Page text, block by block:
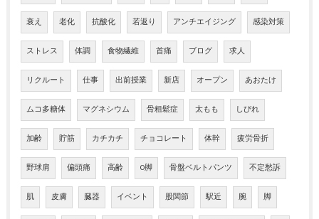
衰え 老化 抗酸化 若返り アンチエイジング 感染対策
ストレス 体調 食物繊維 首痛 ブログ 求人
リクルート 仕事 出前授業 新店 オープン あおたけ
ムコ多糖体 マグネシウム 骨粗鬆症 太もも しびれ
加齢 貯筋 カチカチ チョコレート 体幹 疲労骨折
野球肩 偏頭痛 高齢 O脚 骨盤ベルトパンツ 不定愁訴
肌 皮膚 臓器 イベント 股関節 駅近 腕 脚